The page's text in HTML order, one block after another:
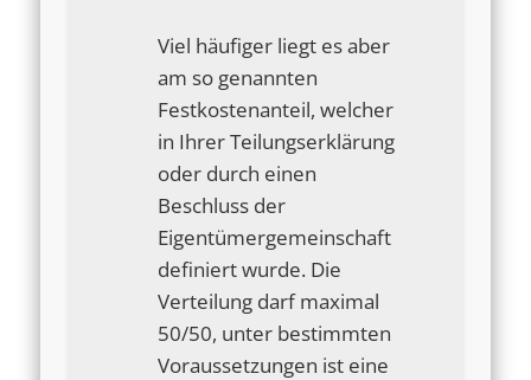
Viel häufiger liegt es aber
am so genannten
Festkostenanteil, welcher
in Ihrer Teilungserklärung
oder durch einen
Beschluss der
Eigentümergemeinschaft
definiert wurde. Die
Verteilung darf maximal
50/50, unter bestimmten
Voraussetzungen ist eine